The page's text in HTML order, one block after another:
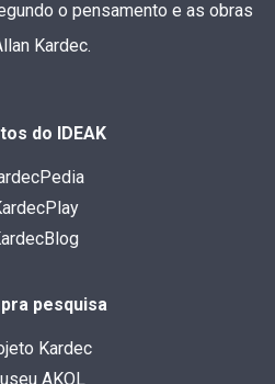
o pensamento e as obras
Kardec.
do IDEAK
pesquisa
Kardec
AKOL